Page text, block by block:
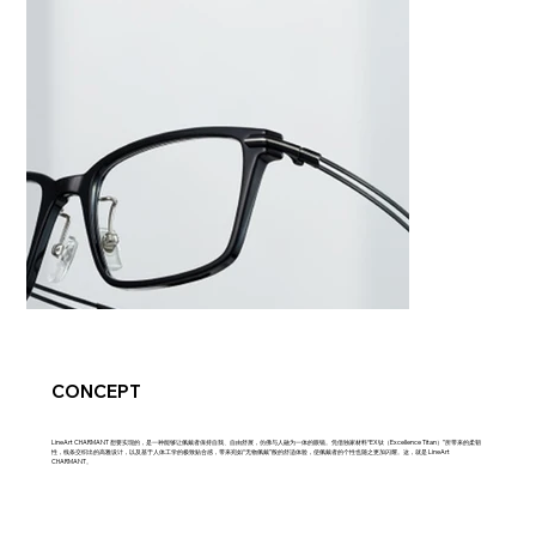
CONCEPT
LineArt CHARMANT 想要实现的，是一种能够让佩戴者保持自我、自由舒展，仿佛与人融为一体的眼镜。凭借独家材料“EX钛（Excellence Titan）”所带来的柔韧
性，线条交织出的高雅设计，以及基于人体工学的极致贴合感，带来宛如“无物佩戴”般的舒适体验，使佩戴者的个性也随之更加闪耀。这，就是 LineArt
CHARMANT。